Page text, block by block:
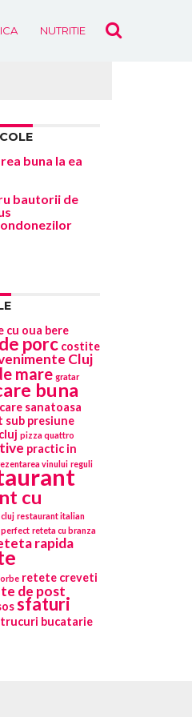
NUTRITIE EVENIMENTE
buna la ea
bautorii de
cu oua bere
porc costite
Cluj
mare gratar
buna
sanatoasa
sub presiune
pizza quattro
practic in
vinului reguli
cu
restaurant italian
reteta cu branza
rapida
retete creveti
de post
sfaturi
trucuri bucatarie